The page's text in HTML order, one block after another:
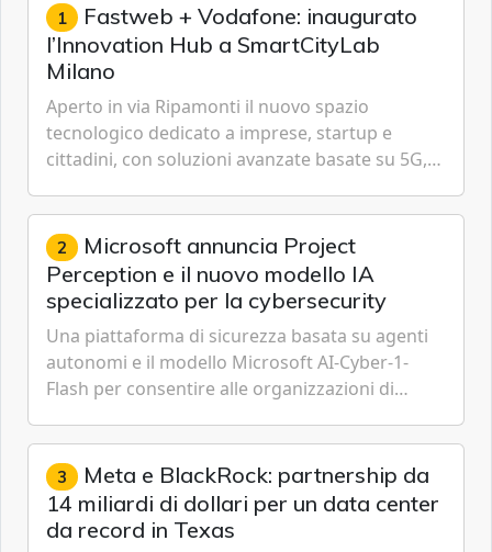
1 Fastweb + Vodafone: inaugurato
l’Innovation Hub a SmartCityLab
Milano
Aperto in via Ripamonti il nuovo spazio
tecnologico dedicato a imprese, startup e
cittadini, con soluzioni avanzate basate su 5G,
Cybersecurity.
2 Microsoft annuncia Project
Perception e il nuovo modello IA
specializzato per la cybersecurity
Una piattaforma di sicurezza basata su agenti
autonomi e il modello Microsoft AI-Cyber-1-
Flash per consentire alle organizzazioni di
gestione continua del rischio.
3 Meta e BlackRock: partnership da
14 miliardi di dollari per un data center
da record in Texas